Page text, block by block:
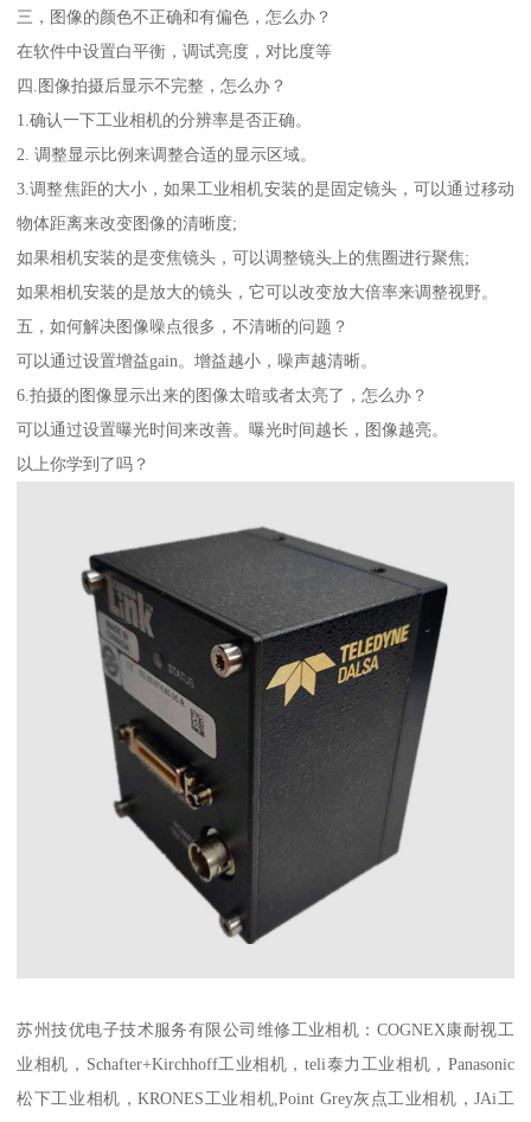
三，图像的颜色不正确和有偏色，怎么办？
在软件中设置白平衡，调试亮度，对比度等
四.图像拍摄后显示不完整，怎么办？
1.确认一下工业相机的分辨率是否正确。
2. 调整显示比例来调整合适的显示区域。
3.调整焦距的大小，如果工业相机安装的是固定镜头，可以通过移动
物体距离来改变图像的清晰度;
如果相机安装的是变焦镜头，可以调整镜头上的焦圈进行聚焦;
如果相机安装的是放大的镜头，它可以改变放大倍率来调整视野。
五，如何解决图像噪点很多，不清晰的问题？
可以通过设置增益gain。增益越小，噪声越清晰。
6.拍摄的图像显示出来的图像太暗或者太亮了，怎么办？
可以通过设置曝光时间来改善。曝光时间越长，图像越亮。
以上你学到了吗？
苏州技优电子技术服务有限公司维修工业相机：COGNEX康耐视工
业相机，Schafter+Kirchhoff工业相机，teli泰力工业相机，Panasonic
松下工业相机，KRONES工业相机,Point Grey灰点工业相机，JAi工